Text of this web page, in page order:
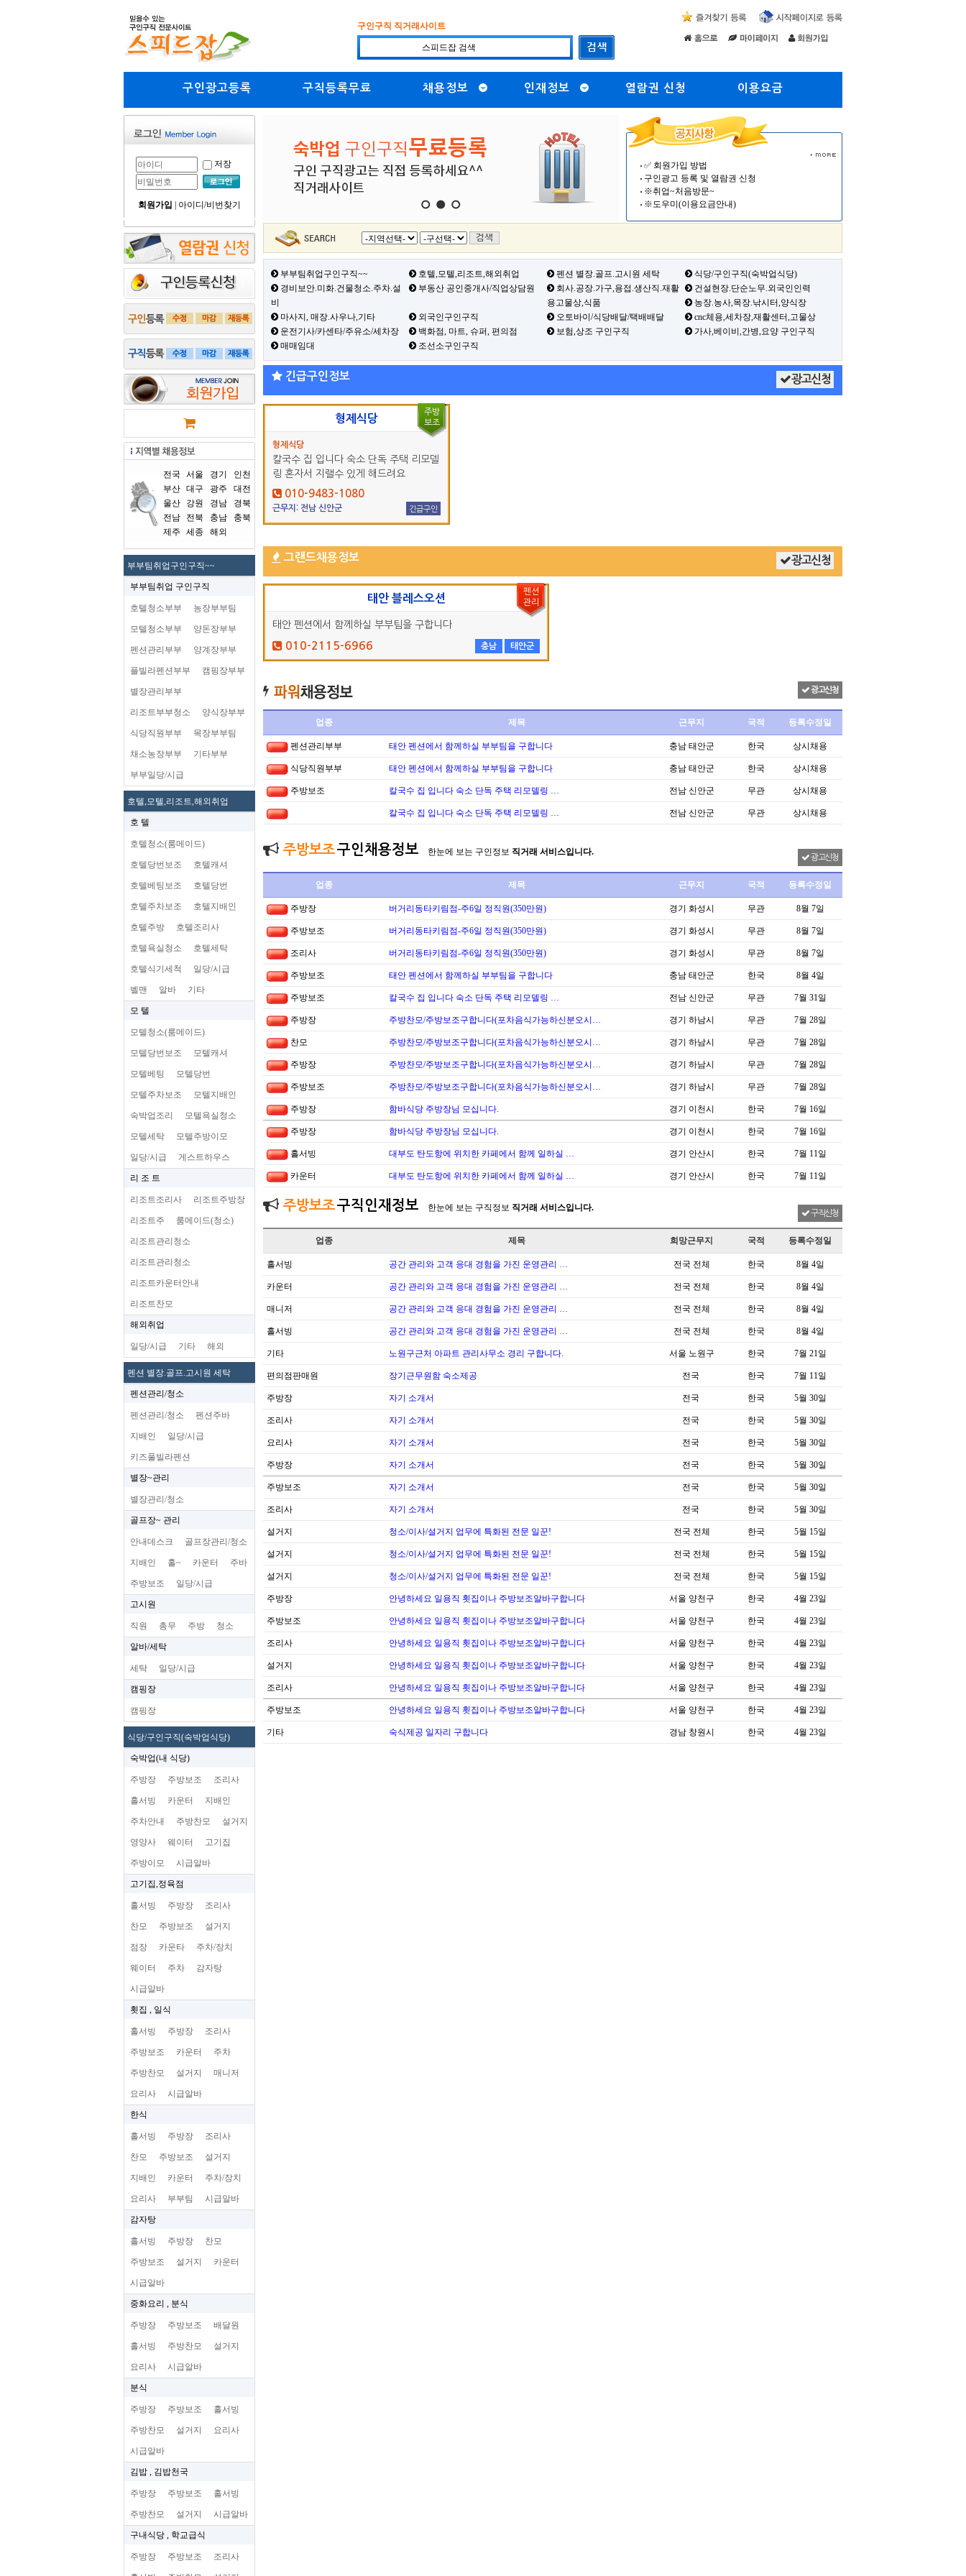
구인구직 직거래사이트
구인광고등록 구직등록무료 채용정보 인재정보 열람권 신청 이용요금
저장
회원가입 아이디/비번찾기
전국 서울 경기
인천
부산 대구 광주
대전
울산
강원 경남
경북
전남
전북 충남
충북
제주
세종 해외
부부팀취업구인구직~~
부부팀취업 구인구직
호텔청소부부 농장부부팀
모텔청소부부 양돈장부부
펜션관리부부 양계장부부
플빌라펜션부부 캠핑장부부
별장관리부부
리조트부부청소 양식장부부
식당직원부부 목장부부팀
채소농장부부 기타부부
부부일당/시급
호텔,모텔,리조트,해외취업
호 텔
호텔청소(룸메이드)
호텔당번보조 호텔캐셔
호텔베팅보조 호텔당번
호텔주차보조 호텔지배인
호텔주방 호텔조리사
호텔욕실청소 호텔세탁
호텔식기세척 일당/시급
벨맨 알바 기타
모 텔
모텔청소(룸메이드)
모텔당번보조 모텔캐셔
모텔베팅 모텔당번
모텔주차보조 모텔지배인
숙박업조리 모텔욕실청소
모텔세탁 모텔주방이모
일당/시급 게스트하우스
리 조 트
리조트조리사 리조트주방장
리조트주 룸메이드(청소)
리조트관리청소
리조트관리청소
리조트카운터안내
리조트찬모
해외취업
일당/시급 기타 해외
펜션 별장.골프.고시원 세탁
펜션관리/청소
펜션관리/청소 펜션주바
지배인 일당/시급
키즈풀빌라펜션
별장~관리
별장관리/청소
골프장~ 관리
안내데스크 골프장관리/청소
지배인 홀~ 카운터 주바
주방보조 일당/시급
고시원
직원 총무 주방 청소
알바/세탁
세탁 일당/시급
캠핑장
캠핑장
식당/구인구직(숙박업식당)
숙박업(내 식당)
주방장 주방보조 조리사
홀서빙 카운터 지배인
주차안내 주방찬모 설거지
영양사 웨이터 고기집
주방이모 시급알바
고기집,정육점
홀서빙 주방장 조리사
찬모 주방보조 설거지
점장 카운타 주차/장치
웨이터 주차 감자탕
시급알바
횟집 , 일식
홀서빙 주방장 조리사
주방보조 카운터 주차
주방찬모 설거지 매니저
요리사 시급알바
한식
홀서빙 주방장 조리사
찬모 주방보조 설거지
지배인 카운터 주차/장치
요리사 부부팀 시급알바
감자탕
홀서빙 주방장 찬모
주방보조 설거지 카운터
시급알바
중화요리 , 분식
주방장 주방보조 배달원
홀서빙 주방찬모 설거지
요리사 시급알바
분식
주방장 주방보조 홀서빙
주방찬모 설거지 요리사
시급알바
김밥 , 김밥천국
주방장 주방보조 홀서빙
주방찬모 설거지 시급알바
구내식당 , 학교급식
주방장 주방보조 조리사
✅ 회원가입 방법
구인광고 등록 및 열람권 신청
※취업~처음방문~
※도우미(이용요금안내)
부부팀취업구인구직~~ 호텔,모텔,리조트,해외취업 펜션 별장.골프.고시원 세탁
식당/구인구직(숙박업식당)
경비보안.미화.건물청소.주차.설
비
부동산 공인중개사/직업상담원
회사.공장.가구,용접.생산직.재활
용고물상,식품
건설현장.단순노무.외국인인력
농장.농사,목장.낚시터,양식장
마사지, 매장.사우나,기타
외국인구인구직 오토바이/식당배달/택배배달
cnc체용,세차장,재활센터,고물상
운전기사/카센타/주유소/세차장
백화점, 마트, 슈퍼, 편의점 보험,상조 구인구직
가사,베이비,간병,요양 구인구직
매매임대
조선소구인구직
긴급구인정보 광고신청
형제식당
형제식당
칼국수 집 입니다 숙소 단독 주택 리모델
링 혼자서 지랠수 있게 해드려요
010-9483-1080
근무지: 전남 신안군 긴급구인
주방
보조
그랜드채용정보 광고신청
태안 블레스오션
태안 펜션에서 함께하실 부부팀을 구합니다
010-2115-6966 충남 태안군
펜션
관리
광고신청
업종 제목 근무지 국적 등록수정일
펜션관리부부 태안 펜션에서 함께하실 부부팀을 구합니다 충남 태안군 한국 상시채용
식당직원부부 태안 펜션에서 함께하실 부부팀을 구합니다 충남 태안군 한국 상시채용
주방보조 칼국수 집 입니다 숙소 단독 주택 리모델링 … 전남 신안군 무관 상시채용
칼국수 집 입니다 숙소 단독 주택 리모델링 … 전남 신안군 무관 상시채용
주방보조구인채용정보 한눈에 보는 구인정보 직거래 서비스입니다.
광고신청
업종 제목 근무지 국적 등록수정일
주방장 버거리동타키림점-주6일 정직원(350만원) 경기 화성시 무관 8월 7일
주방보조 버거리동타키림점-주6일 정직원(350만원) 경기 화성시 무관 8월 7일
조리사 버거리동타키림점-주6일 정직원(350만원) 경기 화성시 무관 8월 7일
주방보조 태안 펜션에서 함께하실 부부팀을 구합니다 충남 태안군 한국 8월 4일
주방보조 칼국수 집 입니다 숙소 단독 주택 리모델링 … 전남 신안군 무관 7월 31일
주방장 주방찬모/주방보조구합니다(포차음식가능하신분오시… 경기 하남시 무관 7월 28일
찬모 주방찬모/주방보조구합니다(포차음식가능하신분오시… 경기 하남시 무관 7월 28일
주방장 주방찬모/주방보조구합니다(포차음식가능하신분오시… 경기 하남시 무관 7월 28일
주방보조 주방찬모/주방보조구합니다(포차음식가능하신분오시… 경기 하남시 무관 7월 28일
주방장 함바식당 주방장님 모십니다. 경기 이천시 한국 7월 16일
주방장 함바식당 주방장님 모십니다. 경기 이천시 한국 7월 16일
홀서빙 대부도 탄도항에 위치한 카페에서 함께 일하실 … 경기 안산시 한국 7월 11일
카운터 대부도 탄도항에 위치한 카페에서 함께 일하실 … 경기 안산시 한국 7월 11일
주방보조구직인재정보 한눈에 보는 구직정보 직거래 서비스입니다.
구직신청
업종 제목 희망근무지 국적 등록수정일
홀서빙 공간 관리와 고객 응대 경험을 가진 운영관리 … 전국 전체 한국 8월 4일
카운터 공간 관리와 고객 응대 경험을 가진 운영관리 … 전국 전체 한국 8월 4일
매니저 공간 관리와 고객 응대 경험을 가진 운영관리 … 전국 전체 한국 8월 4일
홀서빙 공간 관리와 고객 응대 경험을 가진 운영관리 … 전국 전체 한국 8월 4일
기타 노원구근처 아파트 관리사무소 경리 구합니다. 서울 노원구 한국 7월 21일
편의점판매원 장기근무원함 숙소제공 전국 한국 7월 11일
주방장 자기 소개서 전국 한국 5월 30일
조리사 자기 소개서 전국 한국 5월 30일
요리사 자기 소개서 전국 한국 5월 30일
주방장 자기 소개서 전국 한국 5월 30일
주방보조 자기 소개서 전국 한국 5월 30일
조리사 자기 소개서 전국 한국 5월 30일
설거지 청소/이사/설거지 업무에 특화된 전문 일꾼! 전국 전체 한국 5월 15일
설거지 청소/이사/설거지 업무에 특화된 전문 일꾼! 전국 전체 한국 5월 15일
설거지 청소/이사/설거지 업무에 특화된 전문 일꾼! 전국 전체 한국 5월 15일
주방장 안녕하세요 일용직 횟집이나 주방보조알바구합니다 서울 양천구 한국 4월 23일
주방보조 안녕하세요 일용직 횟집이나 주방보조알바구합니다 서울 양천구 한국 4월 23일
조리사 안녕하세요 일용직 횟집이나 주방보조알바구합니다 서울 양천구 한국 4월 23일
설거지 안녕하세요 일용직 횟집이나 주방보조알바구합니다 서울 양천구 한국 4월 23일
조리사 안녕하세요 일용직 횟집이나 주방보조알바구합니다 서울 양천구 한국 4월 23일
주방보조 안녕하세요 일용직 횟집이나 주방보조알바구합니다 서울 양천구 한국 4월 23일
기타 숙식제공 일자리 구합니다 경남 창원시 한국 4월 23일